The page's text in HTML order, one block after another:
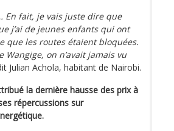
En fait, je vais juste dire que
j’ai de jeunes enfants qui ont
que les routes étaient bloquées.
Wangige, on n’avait jamais vu
Julian Achola, habitant de Nairobi.
la dernière hausse des prix à
répercussions sur